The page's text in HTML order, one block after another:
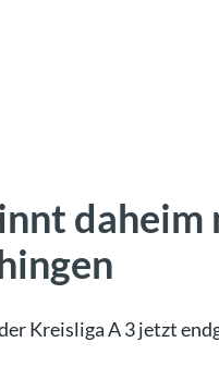
daheim
Kreisliga A 3 jetzt